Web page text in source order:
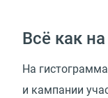
Всё как
На
и кампании